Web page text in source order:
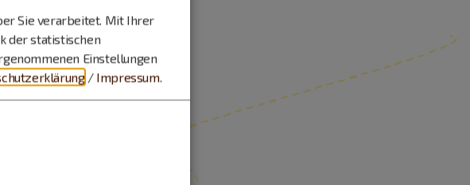
Sie verarbeitet. Mit Ihrer
der statistischen
Einstellungen
/ Impressum.